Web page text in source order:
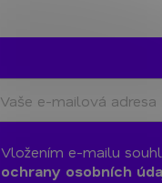
Vložením e-mailu
ochrany osobních